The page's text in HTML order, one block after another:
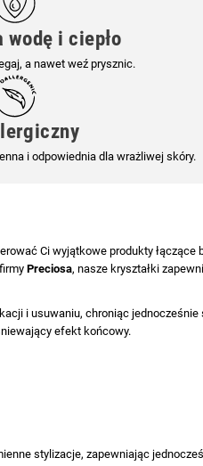
wodę i ciepło
a nawet weź prysznic.
i odpowiednia dla wrażliwej skóry.
Ci wyjątkowe produkty łączące
firmy Preciosa, nasze kryształki
i usuwaniu, chroniąc
efekt końcowy.
stylizacje, zapewniając